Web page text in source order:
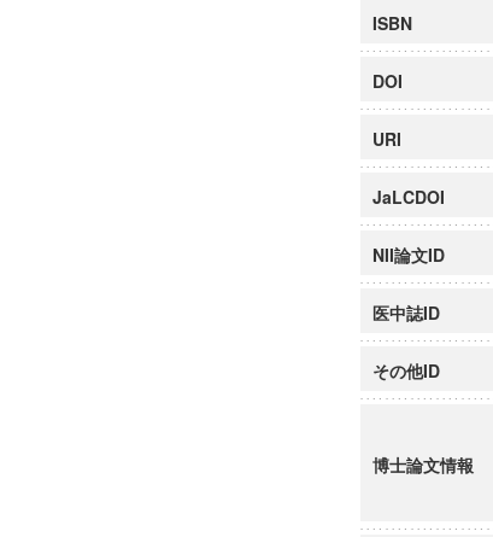
ISBN
DOI
URI
JaLCDOI
NII論文ID
医中誌ID
その他ID
博士論文情報